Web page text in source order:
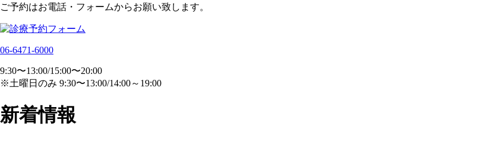
ご予約はお電話・フォームからお願い致します。
06-6471-6000
9:30〜13:00/15:00〜20:00
※土曜日のみ 9:30〜13:00/14:00～19:00
新着情報